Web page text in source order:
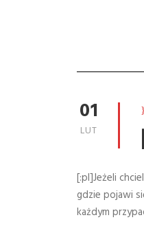
01
LUT
[:pl]Jeżeli
gdzie pojawi
każdym